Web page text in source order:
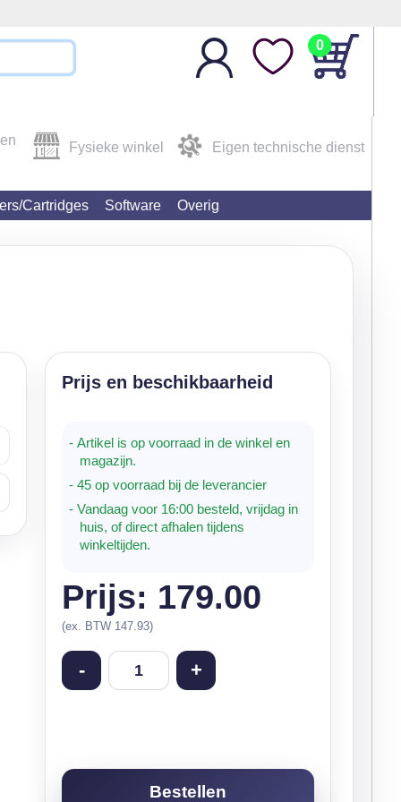
0
Fysieke winkel Eigen technische dienst
Cartridges Software Overig
- Artikel is op voorraad in de winkel en
magazijn.
- 45 op voorraad bij de leverancier
- Vandaag voor 16:00 besteld, vrijdag in
huis, of direct afhalen tijdens
winkeltijden.
Prijs: 179.00
(ex. BTW 147.93)
- +
Bestellen